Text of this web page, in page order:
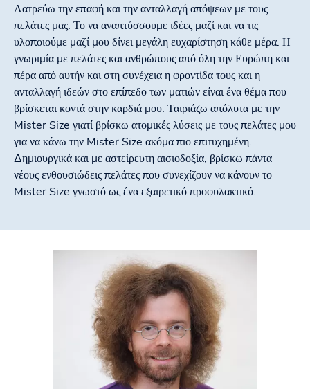
Λατρεύω την επαφή και την ανταλλαγή απόψεων με τους
πελάτες μας. Το να αναπτύσσουμε ιδέες μαζί και να τις
υλοποιούμε μαζί μου δίνει μεγάλη ευχαρίστηση κάθε μέρα. Η
γνωριμία με πελάτες και ανθρώπους από όλη την Ευρώπη και
πέρα από αυτήν και στη συνέχεια η φροντίδα τους και η
ανταλλαγή ιδεών στο επίπεδο των ματιών είναι ένα θέμα που
βρίσκεται κοντά στην καρδιά μου. Ταιριάζω απόλυτα με την
Mister Size γιατί βρίσκω ατομικές λύσεις με τους πελάτες μου
για να κάνω την Mister Size ακόμα πιο επιτυχημένη.
Δημιουργικά και με αστείρευτη αισιοδοξία, βρίσκω πάντα
νέους ενθουσιώδεις πελάτες που συνεχίζουν να κάνουν το
Mister Size γνωστό ως ένα εξαιρετικό προφυλακτικό.